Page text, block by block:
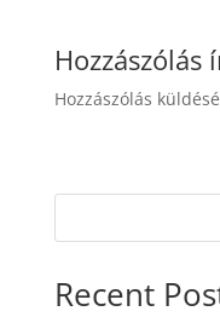
Hozzászólás
Hozzászólás
Recent